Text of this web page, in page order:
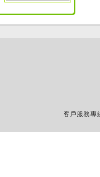
客戶服務